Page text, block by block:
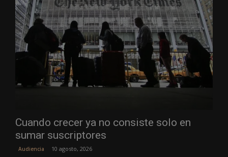
Cuando crecer ya no consiste solo en
sumar suscriptores
Audiencia 10 agosto, 2026